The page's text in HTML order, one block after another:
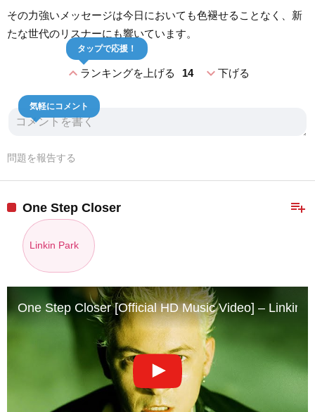
その力強いメッセージは今日においても色褪せることなく、新
たな世代のリスナーにも響いています。
expand_lessランキングを上げる 14
タップで応援！
expand_more下げる
気軽にコメント
問題を報告する
playlist_add
One Step Closer
Linkin Park
One Step Closer [Official HD Music Video] – Linkin